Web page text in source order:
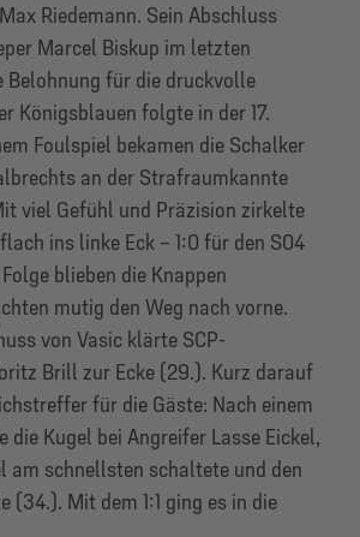
Riedemann. Sein Abschluss
Marcel Biskup im letzten
Belohnung für die druckvolle
Königsblauen folgte in der 17.
Foulspiel bekamen die Schalker
an der Strafraumkannte
viel Gefühl und Präzision zirkelte
ins linke Eck – 1:0 für den S04
blieben die Knappen
mutig den Weg nach vorne.
von Vasic klärte SCP-
Brill zur Ecke (29.). Kurz darauf
für die Gäste: Nach einem
die Kugel bei Angreifer Lasse Eickel,
am schnellsten schaltete und den
(34.). Mit dem 1:1 ging es in die